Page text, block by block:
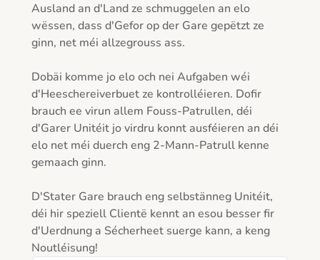
Ausland an d'Land ze schmuggelen an elo
wëssen, dass d'Gefor op der Gare gepëtzt ze
ginn, net méi allzegrouss ass.
Dobäi komme jo elo och nei Aufgaben wéi
d'Heeschereiverbuet ze kontrolléieren. Dofir
brauch ee virun allem Fouss-Patrullen, déi
d'Garer Unitéit jo virdru konnt ausféieren an déi
elo net méi duerch eng 2-Mann-Patrull kenne
gemaach ginn.
D'Stater Gare brauch eng selbstänneg Unitéit,
déi hir speziell Clientë kennt an esou besser fir
d'Uerdnung a Sécherheet suerge kann, a keng